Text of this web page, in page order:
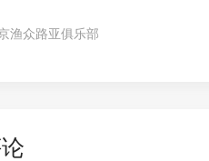
渔众路亚俱乐部